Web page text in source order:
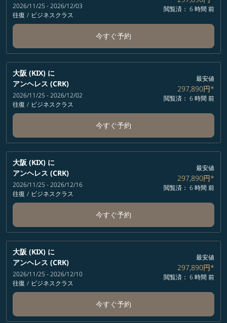
2026/11/25 - 2026/12/03
往復 / ビジネスクラス
閲覧済： 6 時間 前
今すぐ予約
大阪 (KIX) に
アンヘレス (CRK)
2026/11/25 - 2026/12/02
往復 / ビジネスクラス
最安値
297,890円*
閲覧済： 6 時間 前
今すぐ予約
大阪 (KIX) に
アンヘレス (CRK)
2026/11/25 - 2026/12/16
往復 / ビジネスクラス
最安値
297,890円*
閲覧済： 6 時間 前
今すぐ予約
大阪 (KIX) に
アンヘレス (CRK)
2026/11/25 - 2026/12/10
往復 / ビジネスクラス
最安値
297,890円*
閲覧済： 6 時間 前
今すぐ予約